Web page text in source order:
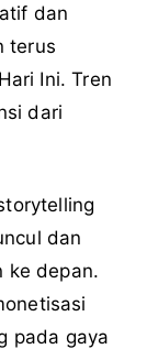
dan
terus
Ini. Tren
dari
dan
ke depan.
pada gaya